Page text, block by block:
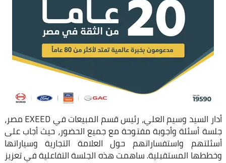
أدار السيد وسيم العلي، رئيس قسم المبيعات في EXEED مصر،
جلسة أسئلة وأجوبة مفتوحة مع جميع الحضور، حيث أجاب على
أسئلتهم واستفساراتهم حول العلامة التجارية وسياراتها
وخططها المستقبلية. ساهمت هذه الجلسة التفاعلية في تعزيز